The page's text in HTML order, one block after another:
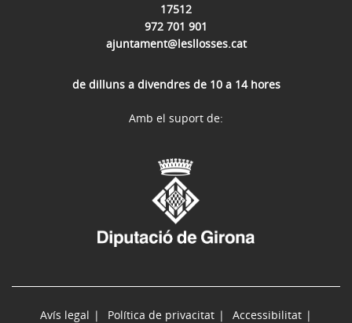
17512
972 701 901
ajuntament@lesllosses.cat
de dilluns a divendres de 10 a 14 hores
Avís legal Política de privacitat Accessibilitat
Amb el suport de: